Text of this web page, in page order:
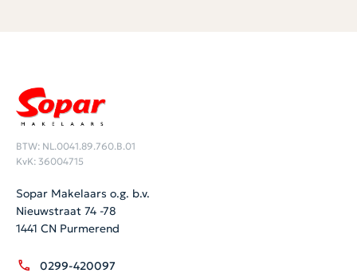
BTW: NL.0041.89.760.B.01
KvK: 36004715
Sopar Makelaars o.g. b.v.
Nieuwstraat 74 -78
1441 CN Purmerend
0299-420097